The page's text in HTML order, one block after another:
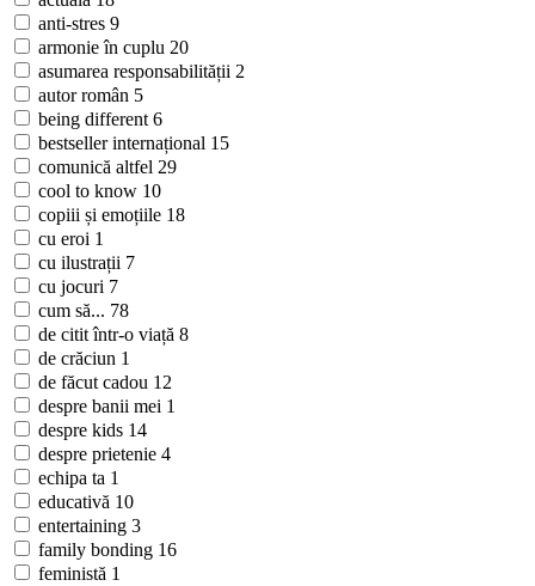
anti-stres 9
armonie în cuplu 20
asumarea responsabilității 2
autor român 5
being different 6
bestseller internațional 15
comunică altfel 29
cool to know 10
copiii și emoțiile 18
cu eroi 1
cu ilustrații 7
cu jocuri 7
cum să... 78
de citit într-o viață 8
de crăciun 1
de făcut cadou 12
despre banii mei 1
despre kids 14
despre prietenie 4
echipa ta 1
educativă 10
entertaining 3
family bonding 16
feministă 1